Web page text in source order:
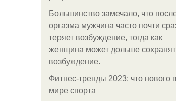
Большинство замечало, что
оргазма мужчина часто почти
теряет возбуждение, тогда как
женщина может дольше
возбуждение.
Фитнес-тренды 2023: что нового в
мире спорта